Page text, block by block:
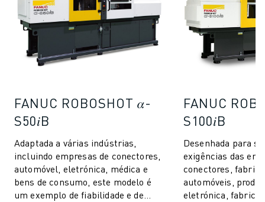
FANUC ROBOSHOT 𝛼-
S50𝑖B
Adaptada a várias indústrias,
incluindo empresas de conectores,
automóvel, eletrónica, médica e
bens de consumo, este modelo é
um exemplo de fiabilidade e de
FANUC
S100𝑖B
Desenhada para
exigências das
conectores,
automóveis,
eletrónica,